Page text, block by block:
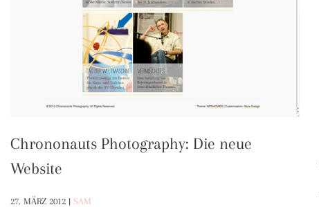
Chrononauts Photography: Die neue
Website
27. MÄRZ 2012 | SAM